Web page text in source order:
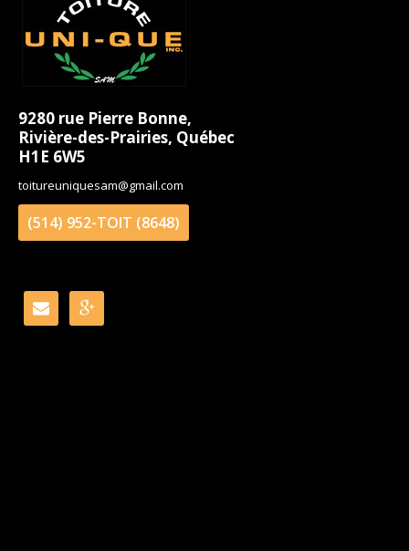
9280 rue Pierre Bonne,
Rivière-des-Prairies, Québec
H1E 6W5
toitureuniquesam@gmail.com
(514) 952-TOIT (8648)
 